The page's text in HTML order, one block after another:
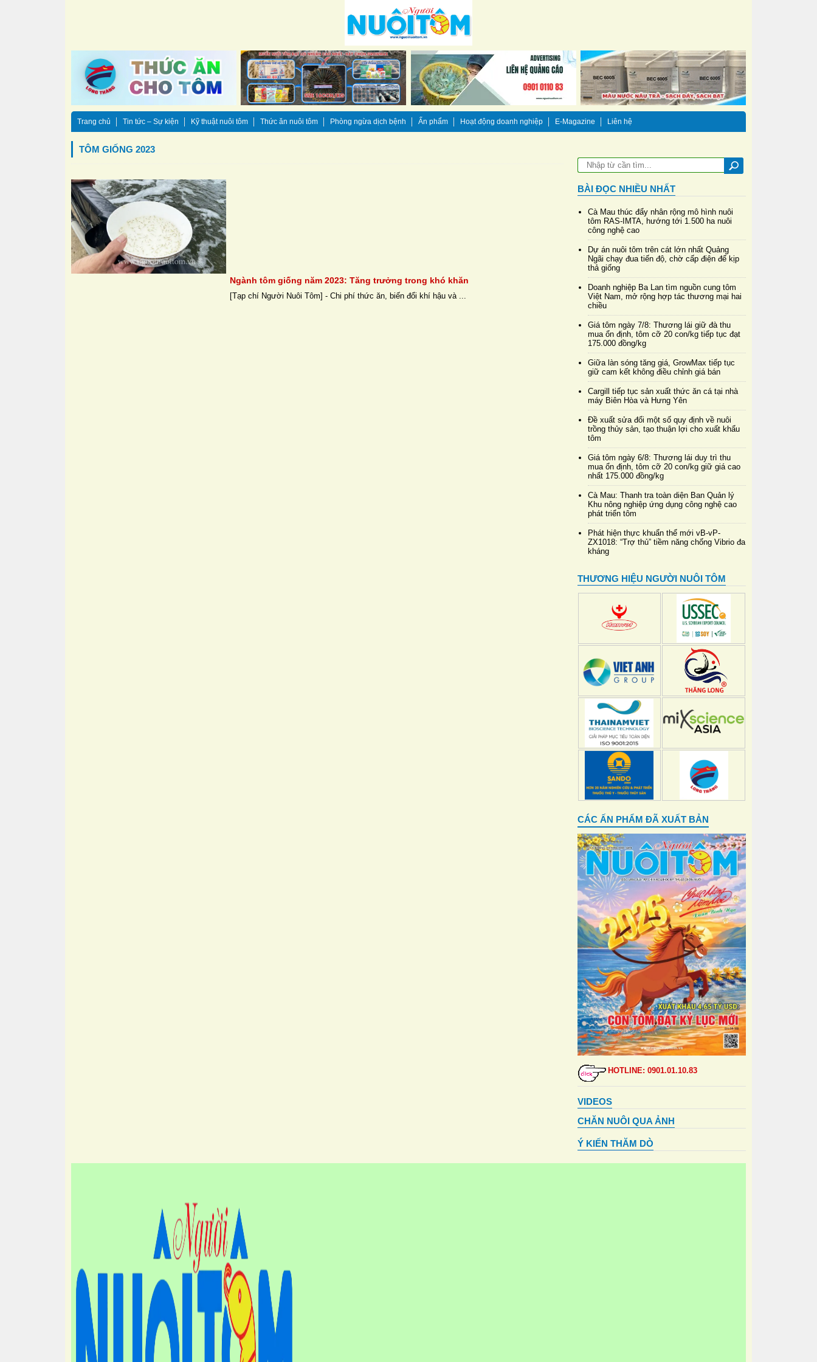
Trang chủ Tin tức – Sự kiện Kỹ thuật nuôi tôm Thức ăn nuôi tôm Phòng ngừa dịch bệnh Ấn phẩm Hoạt động doanh nghiệp E-Magazine Liên hệ
TÔM GIỐNG 2023
Ngành tôm giống năm 2023: Tăng trưởng trong khó khăn
[Tạp chí Người Nuôi Tôm] - Chi phí thức ăn, biến đổi khí hậu và ...
BÀI ĐỌC NHIỀU NHẤT
Cà Mau thúc đẩy nhân rộng mô hình nuôi
tôm RAS-IMTA, hướng tới 1.500 ha nuôi
công nghệ cao
Dự án nuôi tôm trên cát lớn nhất Quảng
Ngãi chạy đua tiến độ, chờ cấp điện để kịp
thả giống
Doanh nghiệp Ba Lan tìm nguồn cung tôm
Việt Nam, mở rộng hợp tác thương mại hai
chiều
Giá tôm ngày 7/8: Thương lái giữ đà thu
mua ổn định, tôm cỡ 20 con/kg tiếp tục đạt
175.000 đồng/kg
Giữa làn sóng tăng giá, GrowMax tiếp tục
giữ cam kết không điều chỉnh giá bán
Cargill tiếp tục sản xuất thức ăn cá tại nhà
máy Biên Hòa và Hưng Yên
Đề xuất sửa đổi một số quy định về nuôi
trồng thủy sản, tạo thuận lợi cho xuất khẩu
tôm
Giá tôm ngày 6/8: Thương lái duy trì thu
mua ổn định, tôm cỡ 20 con/kg giữ giá cao
nhất 175.000 đồng/kg
Cà Mau: Thanh tra toàn diện Ban Quản lý
Khu nông nghiệp ứng dụng công nghệ cao
phát triển tôm
Phát hiện thực khuẩn thể mới vB-vP-
ZX1018: “Trợ thủ” tiềm năng chống Vibrio đa
kháng
THƯƠNG HIỆU NGƯỜI NUÔI TÔM
CÁC ẤN PHẨM ĐÃ XUẤT BẢN
HOTLINE: 0901.01.10.83
VIDEOS
CHĂN NUÔI QUA ẢNH
Ý KIẾN THĂM DÒ